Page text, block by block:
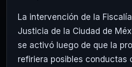
La intervención de la
Justicia de la Ciudad de
se activó luego de que la
refiriera posibles conductas